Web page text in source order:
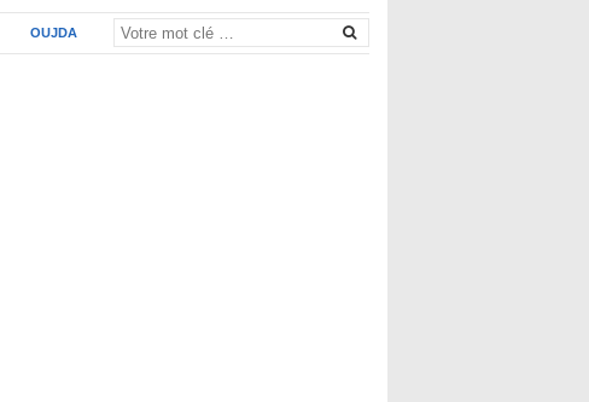
OUJDA